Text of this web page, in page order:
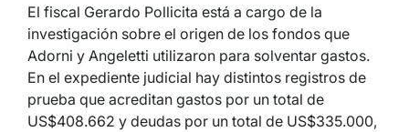
El fiscal Gerardo Pollicita está a cargo de la
investigación sobre el origen de los fondos que
Adorni y Angeletti utilizaron para solventar gastos.
En el expediente judicial hay distintos registros de
prueba que acreditan gastos por un total de
US$408.662 y deudas por un total de US$335.000,